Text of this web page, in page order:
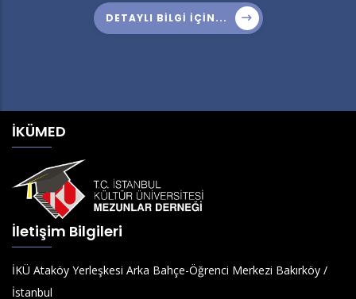
DETAYLI BILGI IÇIN...
İKÜMED
İletişim Bilgileri
İKÜ Ataköy Yerleşkesi Arka Bahçe-Öğrenci Merkezi Bakırköy /
İstanbul